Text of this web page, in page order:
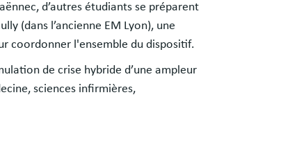
d’autres étudiants se préparent
(dans l’ancienne EM Lyon), une
coordonner l'ensemble du dispositif.
de crise hybride d’une ampleur
sciences infirmières,